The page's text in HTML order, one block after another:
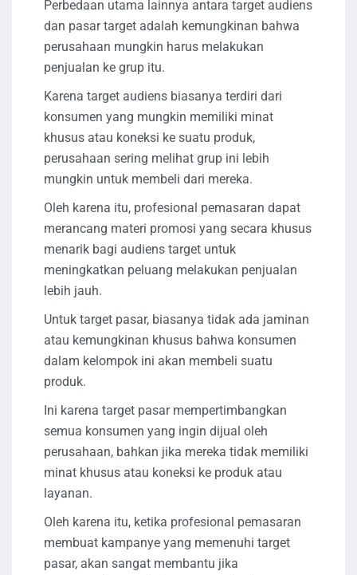
Perbedaan utama lainnya antara target audiens
dan pasar target adalah kemungkinan bahwa
perusahaan mungkin harus melakukan
penjualan ke grup itu.
Karena target audiens biasanya terdiri dari
konsumen yang mungkin memiliki minat
khusus atau koneksi ke suatu produk,
perusahaan sering melihat grup ini lebih
mungkin untuk membeli dari mereka.
Oleh karena itu, profesional pemasaran dapat
merancang materi promosi yang secara khusus
menarik bagi audiens target untuk
meningkatkan peluang melakukan penjualan
lebih jauh.
Untuk target pasar, biasanya tidak ada jaminan
atau kemungkinan khusus bahwa konsumen
dalam kelompok ini akan membeli suatu
produk.
Ini karena target pasar mempertimbangkan
semua konsumen yang ingin dijual oleh
perusahaan, bahkan jika mereka tidak memiliki
minat khusus atau koneksi ke produk atau
layanan.
Oleh karena itu, ketika profesional pemasaran
membuat kampanye yang memenuhi target
pasar, akan sangat membantu jika